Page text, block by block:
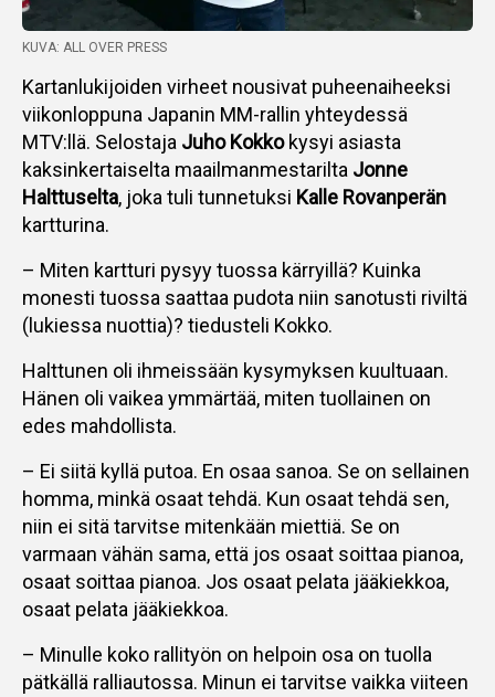
KUVA: ALL OVER PRESS
Kartanlukijoiden virheet nousivat puheenaiheeksi
viikonloppuna Japanin MM-rallin yhteydessä
MTV:llä. Selostaja Juho Kokkokysyi asiasta
kaksinkertaiselta maailmanmestarilta Jonne
Halttuselta, joka tuli tunnetuksi Kalle Rovanperän
kartturina.
– Miten kartturi pysyy tuossa kärryillä? Kuinka
monesti tuossa saattaa pudota niin sanotusti riviltä
(lukiessa nuottia)? tiedusteli Kokko.
Halttunen oli ihmeissään kysymyksen kuultuaan.
Hänen oli vaikea ymmärtää, miten tuollainen on
edes mahdollista.
– Ei siitä kyllä putoa. En osaa sanoa. Se on sellainen
homma, minkä osaat tehdä. Kun osaat tehdä sen,
niin ei sitä tarvitse mitenkään miettiä. Se on
varmaan vähän sama, että jos osaat soittaa pianoa,
osaat soittaa pianoa. Jos osaat pelata jääkiekkoa,
osaat pelata jääkiekkoa.
– Minulle koko rallityön on helpoin osa on tuolla
pätkällä ralliautossa. Minun ei tarvitse vaikka viiteen